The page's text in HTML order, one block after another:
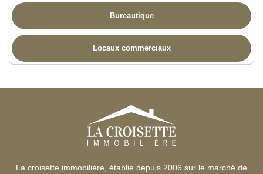
Bureautique
Locaux commerciaux
La croisette immobilière, établie depuis 2006 sur le marché de